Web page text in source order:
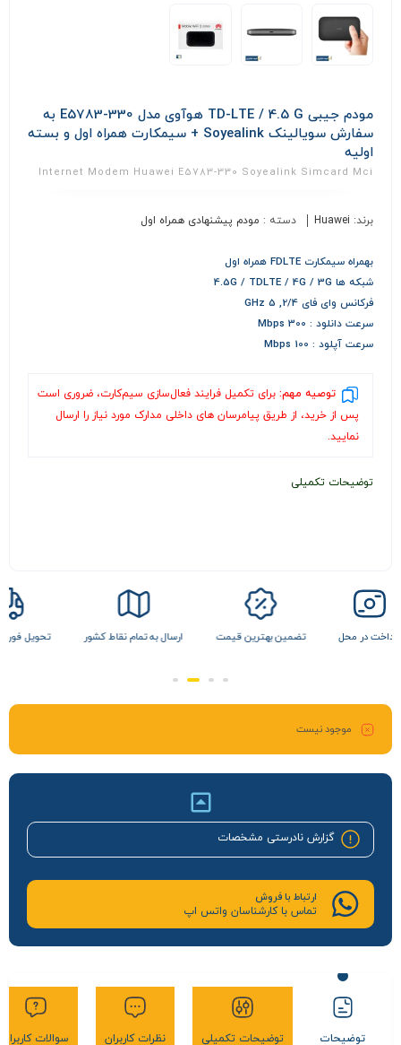
مودم جیبی TD-LTE / 4.5 G هوآوی مدل E5783-330 به
سفارش سویالینک Soyealink + سیمکارت همراه اول و بسته
اولیه
Internet Modem Huawei E5783-330 Soyealink Simcard Mci
برند: Huawei دسته : مودم پیشنهادی همراه اول
بهمراه سیمکارت FDLTE همراه اول
شبکه ها 4.5G / TDLTE / 4G / 3G
فرکانس وای فای 2/4, 5 GHz
سرعت دانلود : 300 Mbps
سرعت آپلود : 100 Mbps
توصیه مهم: برای تکمیل فرایند فعال‌سازی سیم‌کارت، ضروری است
پس از خرید، از طریق پیامرسان های داخلی مدارک مورد نیاز را ارسال
نمایید.
توضیحات تکمیلی
تضمین بهترین قیمت ارسال به تمام نقاط کشور تحویل فوری در تهران
موجود نیست
گزارش نادرستی مشخصات
ارتباط با فروش
تماس با کارشناسان واتس اپ
توضیحات توضیحات تکمیلی نظرات کاربران سوالات کاربران